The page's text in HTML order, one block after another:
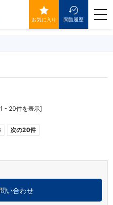
お気に入り 閲覧履歴
- 20件を表示]
次の20件
い合わせ